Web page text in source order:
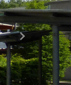
Nächster